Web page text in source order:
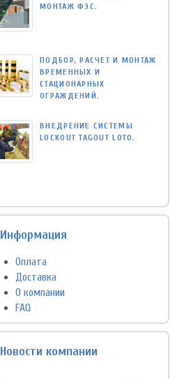
МОНТАЖ ФЭС.
ПОДБОР, РАСЧЕТ И МОНТАЖ
ВРЕМЕННЫХ И
СТАЦИОНАРНЫХ
ОГРАЖДЕНИЙ.
ВНЕДРЕНИЕ СИСТЕМЫ
LOCKOUT TAGOUT LOTO.
Информация
Оплата
Доставка
О компании
FAQ
Новости компании